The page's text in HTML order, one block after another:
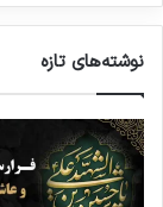
نوشته‌های تازه